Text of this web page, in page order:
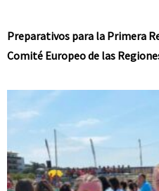
Preparativos para la Primera
Comité Europeo de las